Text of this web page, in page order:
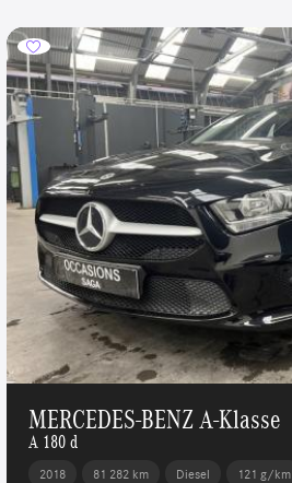
MERCEDES-BENZ A-Klasse
A 180 d
2018 81 282 km Diesel 121 g/km